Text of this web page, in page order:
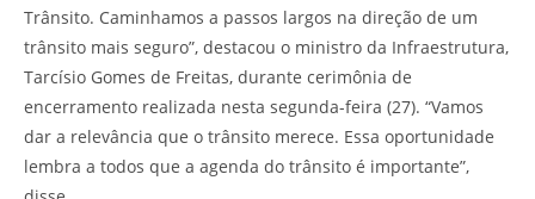
Trânsito. Caminhamos a passos largos na direção de um
trânsito mais seguro”, destacou o ministro da Infraestrutura,
Tarcísio Gomes de Freitas, durante cerimônia de
encerramento realizada nesta segunda-feira (27). “Vamos
dar a relevância que o trânsito merece. Essa oportunidade
lembra a todos que a agenda do trânsito é importante”,